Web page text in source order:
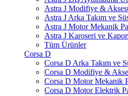
Astra J Modifiye &
Astra J Arka Takım ve
Astra J Motor Mekanik
Astra J Karoseri ve
Tüm Ürünler
Corsa D
Corsa D Arka Takım ve
Corsa D Modifiye &
Corsa D Motor Mekanik
Corsa D Motor Elektrik